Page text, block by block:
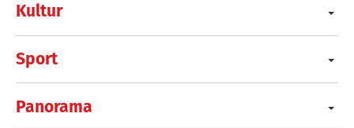
Kultur
Sport
Panorama